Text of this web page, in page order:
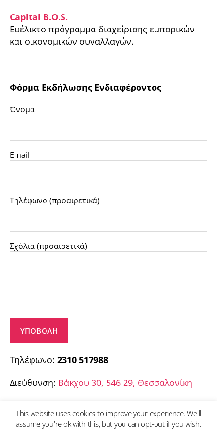
Capital B.O.S.
Ευέλικτο πρόγραμμα διαχείρισης εμπορικών
και οικονομικών συναλλαγών.
Φόρμα Εκδήλωσης Ενδιαφέροντος
Όνομα
Email
Τηλέφωνο (προαιρετικά)
Σχόλια (προαιρετικά)
Τηλέφωνο: 2310 517988
Διεύθυνση: Βάκχου 30, 546 29, Θεσσαλονίκη
This website uses cookies to improve your experience. We'll
assume you're ok with this, but you can opt-out if you wish.